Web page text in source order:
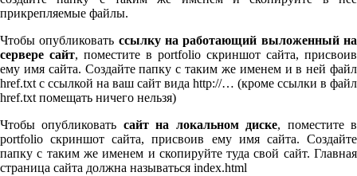
прикрепляемые файлы.
Чтобы опубликовать ссылку на работающий выложенный на
сервере сайт, поместите в port­fo­lio скриншот сайта, присвоив
ему имя сайта. Создайте папку с таким же именем и в ней файл
href.txt с ссылкой на ваш сайт вида http://… (кроме ссылки в файл
href.txt помещать ничего нельзя)
Чтобы опубликовать сайт на локальном диске, поместите в
port­fo­lio скриншот сайта, присвоив ему имя сайта. Создайте
папку с таким же именем и скопируйте туда свой сайт. Главная
страница сайта должна называться index.html